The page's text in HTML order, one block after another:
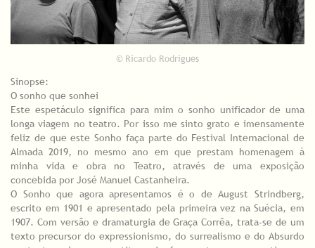
© Ricardo Rodrigues
Sinopse:
O sonho que sonhei
Este espetáculo significa para mim o sonho unificador de uma
longa viagem no teatro. Por isso me sinto grato e imensamente
feliz de que este Sonho faça parte do Festival Internacional de
Almada 2019, no mesmo ano em que prestam homenagem à
minha vida e obra no Teatro, através de uma exposição
concebida por José Manuel Castanheira.
O Sonho que agora apresentamos é o de August Strindberg,
escrito em 1901 e apresentado pela primeira vez na Suécia, em
1907. Com versão e dramaturgia de Graça Corrêa, trata-se de um
texto precursor do expressionismo, do surrealismo e do Absurdo